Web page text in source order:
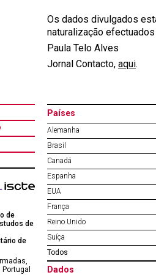
Os dados divulgados
naturalização
Paula Telo Alves
Jornal Contacto, aqui.
de
de
de
Países
Alemanha
Brasil
Canadá
Espanha
EUA
França
Reino Unido
Suíça
Todos
Dados